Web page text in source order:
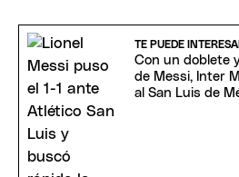
TE PUEDE
Con un doblete
de Messi, Inter
al San Luis de